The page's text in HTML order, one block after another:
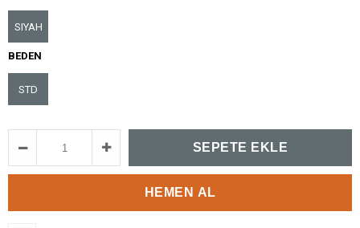
SIYAH
BEDEN
STD